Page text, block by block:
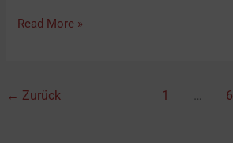
Read More »
← Zurück 1 … 6